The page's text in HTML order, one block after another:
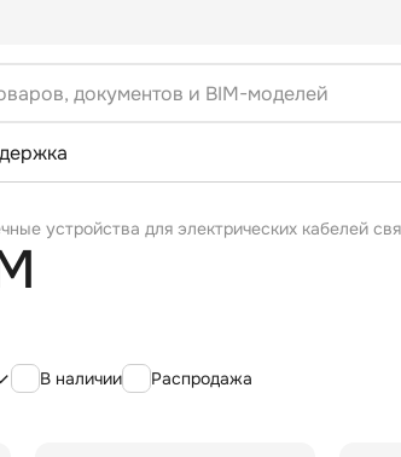
устройства для электрических кабелей
В наличии Распродажа